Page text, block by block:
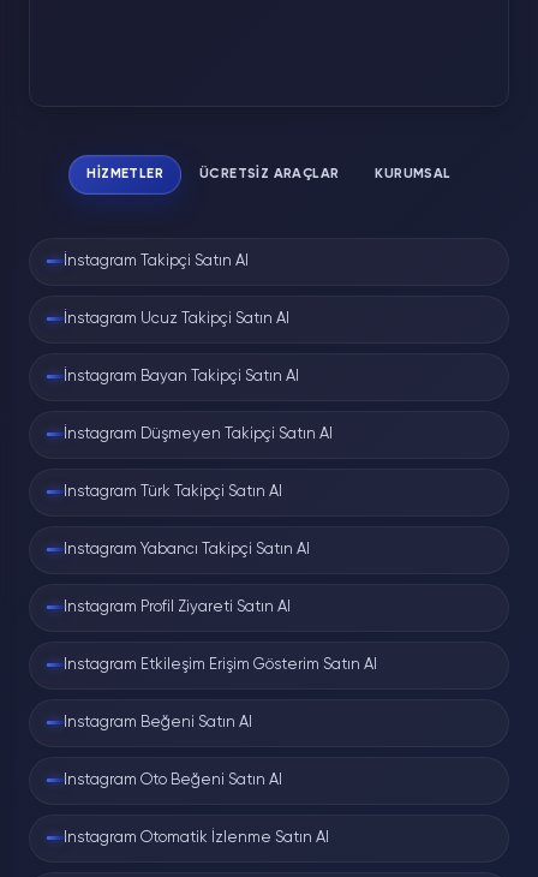
Hikâyesini izlemek istediğiniz herkese
Hikâye oturumsuz çekilir
değil, kendi tarafında görüntüler;
gitmez.
Hikâye tarayıcınızda oynar; izleyen
görüntülenemez — bu Instagram'ın gizlilik
hesabın hikâyesini gösteririz" diyen siteler
HIZMETLER ÜCRETSIZ ARAÇLAR KURUMSAL
İnstagram Takipçi Satın Al
İnstagram Ucuz Takipçi Satın Al
İnstagram Bayan Takipçi Satın Al
İnstagram Düşmeyen Takipçi Satın Al
Instagram Türk Takipçi Satın Al
Instagram Yabancı Takipçi Satın Al
Instagram Profil Ziyareti Satın Al
Instagram Etkileşim Erişim Gösterim Satın Al
Instagram Beğeni Satın Al
Instagram Oto Beğeni Satın Al
Instagram Otomatik İzlenme Satın Al